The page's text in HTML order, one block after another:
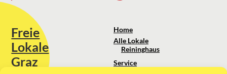
Freie
Lokale
Graz
Home
Alle Lokale
Reininghaus
Service